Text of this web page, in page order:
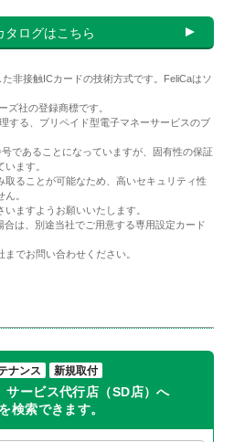
タログはこちら
非接触ICカードの技術方式です。FeliCaはソ
ズ社の登録商標です。
する、プリペイド型電子マネーサービスのブ
であることになっていますが、固有性の保証
ます。
取ることが可能なため、高いセキュリティ性
。
ますようお願いいたします。
は、別途当社でご用意する専用設定カード
でお問い合わせください。
ナンス 新規取付
サービス代行店（SD店）へ
検索できます。